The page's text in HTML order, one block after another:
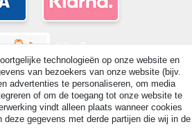
technologieën op onze website en
van bezoekers van onze website (bijv.
advertenties te personaliseren, om media
of om de toegang tot onze website te
vindt alleen plaats wanneer cookies
deze gegevens met derde partijen die wij in de